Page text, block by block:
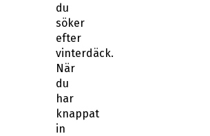
du
söker
efter
vinterdäck.
När
du
har
knappat
in